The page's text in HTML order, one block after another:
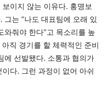
이지 않는 이유다. 홍명보
는 “나도 대표팀에 오래 있
와줘야 한다”고 목소리를 높
직 경기를 할 체력적인 준비
에 선발됐다. 소통과 협의가
다. 그런 과정이 없어 아쉬